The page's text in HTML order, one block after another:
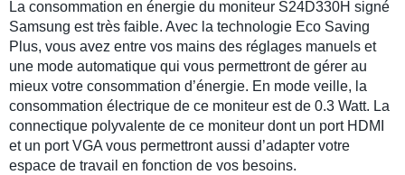
La consommation en énergie du moniteur S24D330H signé
Samsung est très faible. Avec la technologie Eco Saving
Plus, vous avez entre vos mains des réglages manuels et
une mode automatique qui vous permettront de gérer au
mieux votre consommation d’énergie. En mode veille, la
consommation électrique de ce moniteur est de 0.3 Watt. La
connectique polyvalente de ce moniteur dont un port HDMI
et un port VGA vous permettront aussi d’adapter votre
espace de travail en fonction de vos besoins.